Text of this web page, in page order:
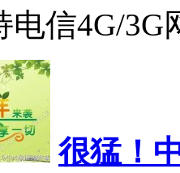
电信4G/3G
很猛！